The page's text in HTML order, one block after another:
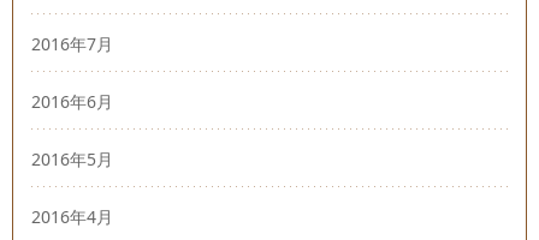
2016年7月
2016年6月
2016年5月
2016年4月